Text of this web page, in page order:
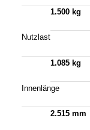
1.500 kg
Nutzlast
1.085 kg
Innenlänge
2.515 mm